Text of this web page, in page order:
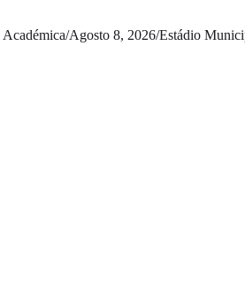
/Agosto 8, 2026/Estádio